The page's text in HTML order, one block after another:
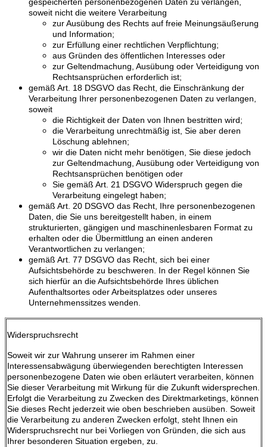
gespeicherten personenbezogenen Daten zu verlangen,
soweit nicht die weitere Verarbeitung
zur Ausübung des Rechts auf freie Meinungsäußerung
und Information;
zur Erfüllung einer rechtlichen Verpflichtung;
aus Gründen des öffentlichen Interesses oder
zur Geltendmachung, Ausübung oder Verteidigung von
Rechtsansprüchen erforderlich ist;
gemäß Art. 18 DSGVO das Recht, die Einschränkung der
Verarbeitung Ihrer personenbezogenen Daten zu verlangen,
soweit
die Richtigkeit der Daten von Ihnen bestritten wird;
die Verarbeitung unrechtmäßig ist, Sie aber deren
Löschung ablehnen;
wir die Daten nicht mehr benötigen, Sie diese jedoch
zur Geltendmachung, Ausübung oder Verteidigung von
Rechtsansprüchen benötigen oder
Sie gemäß Art. 21 DSGVO Widerspruch gegen die
Verarbeitung eingelegt haben;
gemäß Art. 20 DSGVO das Recht, Ihre personenbezogenen
Daten, die Sie uns bereitgestellt haben, in einem
strukturierten, gängigen und maschinenlesbaren Format zu
erhalten oder die Übermittlung an einen anderen
Verantwortlichen zu verlangen;
gemäß Art. 77 DSGVO das Recht, sich bei einer
Aufsichtsbehörde zu beschweren. In der Regel können Sie
sich hierfür an die Aufsichtsbehörde Ihres üblichen
Aufenthaltsortes oder Arbeitsplatzes oder unseres
Unternehmenssitzes wenden.
Widerspruchsrecht
Soweit wir zur Wahrung unserer im Rahmen einer
Interessensabwägung überwiegenden berechtigten Interessen
personenbezogene Daten wie oben erläutert verarbeiten, können
Sie dieser Verarbeitung mit Wirkung für die Zukunft widersprechen.
Erfolgt die Verarbeitung zu Zwecken des Direktmarketings, können
Sie dieses Recht jederzeit wie oben beschrieben ausüben. Soweit
die Verarbeitung zu anderen Zwecken erfolgt, steht Ihnen ein
Widerspruchsrecht nur bei Vorliegen von Gründen, die sich aus
Ihrer besonderen Situation ergeben, zu.